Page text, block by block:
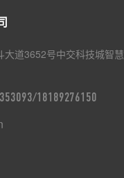
大道3652号中交科技城智慧
18189276150